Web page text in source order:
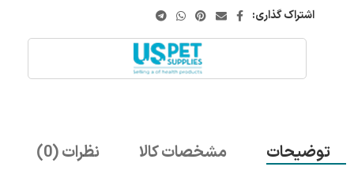
اشتراک گذاری:
توضیحات مشخصات کالا نظرات (0)